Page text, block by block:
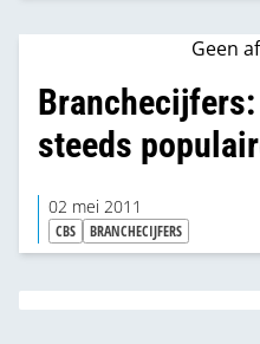
Geen
steeds
02 mei 2011
CBS BRANCHECIJFERS